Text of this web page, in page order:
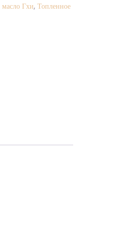
масло Гхи, Топленное